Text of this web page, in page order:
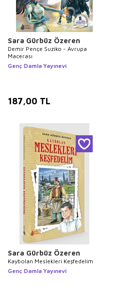
Sara Gürbüz Özeren
Demir Pençe Suziko - Avrupa
Macerası
Genç Damla Yayınevi
187,00 TL
Sara Gürbüz Özeren
Kaybolan Meslekleri Keşfedelim
Genç Damla Yayınevi